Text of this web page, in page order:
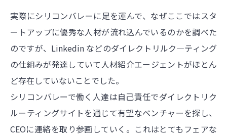
実際にシリコンバレーに足を運んで、なぜここではスタ
ートアップに優秀な人材が流れ込んでいるのかを調べた
のですが、Linkedin などのダイレクトリルク―ティング
の仕組みが発達していて人材紹介エージェントがほとん
ど存在していないことでした。
シリコンバレーで働く人達は自己責任でダイレクトリク
ルーティングサイトを通じて有望なベンチャーを探し、
CEOに連絡を取り参画していく。これはとてもフェアな